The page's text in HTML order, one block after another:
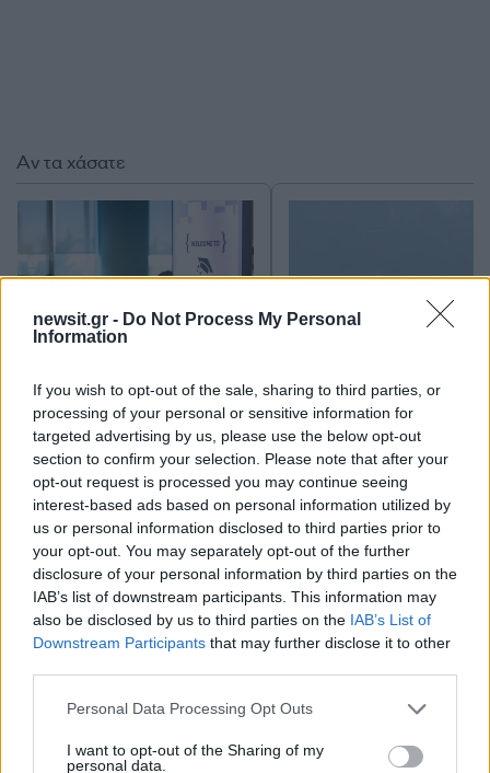
newsit.gr - Do Not Process My Personal
Information
If you wish to opt-out of the sale, sharing to third parties, or
processing of your personal or sensitive information for
targeted advertising by us, please use the below opt-out
section to confirm your selection. Please note that after your
opt-out request is processed you may continue seeing
interest-based ads based on personal information utilized by
us or personal information disclosed to third parties prior to
your opt-out. You may separately opt-out of the further
disclosure of your personal information by third parties on the
IAB’s list of downstream participants. This information may
also be disclosed by us to third parties on the IAB’s List of
Downstream Participants that may further disclose it to other
Please note that this website/app uses one or more Google
not limited to your visit or usage behaviour. You may click to
Personal Data Processing Opt Outs
I want to opt-out of the Sharing of my
personal data.
Σχόλια
Σχολίασε εδώ
50 /50
Αν τα χάσατε
Από τη θεωρία στην πράξη:
Πώς το Novibet Backend
Academy εκπαιδεύει τη νέα
γενιά engineers
Ψάθα: «Δεν υπήρξε
πρόβλημα με τα
ελικόπτερα»
Βρετανός χειριστής
Έλληνας